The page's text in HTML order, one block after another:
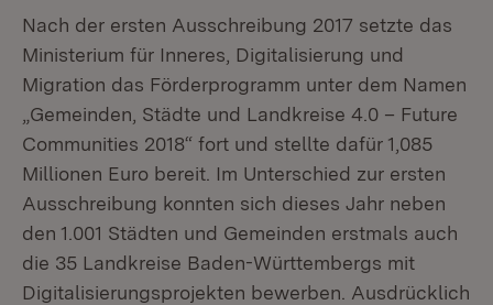
Nach der ersten Ausschreibung 2017 setzte das
Ministerium für Inneres, Digitalisierung und
Migration das Förderprogramm unter dem Namen
„Gemeinden, Städte und Landkreise 4.0 – Future
Communities 2018“ fort und stellte dafür 1,085
Millionen Euro bereit. Im Unterschied zur ersten
Ausschreibung konnten sich dieses Jahr neben
den 1.001 Städten und Gemeinden erstmals auch
die 35 Landkreise Baden-Württembergs mit
Digitalisierungsprojekten bewerben. Ausdrücklich